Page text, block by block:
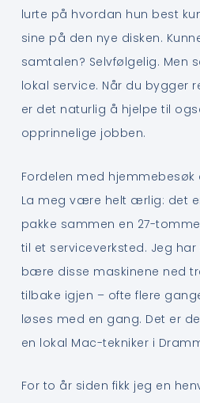
lurte på hvordan hun best
sine på den nye disken.
samtalen? Selvfølgelig. Men
lokal service. Når du bygger
er det naturlig å hjelpe til
opprinnelige jobben.
Fordelen med hjemmebesøk
La meg være helt ærlig: det
pakke sammen en 27-
til et serviceverksted. Jeg
bære disse maskinene ned
tilbake igjen – ofte flere
løses med en gang. Det er
en lokal Mac-tekniker i
For to år siden fikk jeg en